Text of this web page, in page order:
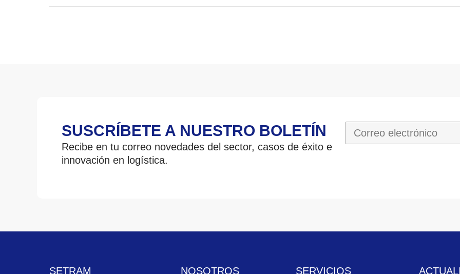
SUSCRÍBETE A NUESTRO BOLETÍN
Recibe en tu correo novedades del sector, casos de éxito e
innovación en logística.
SETRAM NOSOTROS SERVICIOS